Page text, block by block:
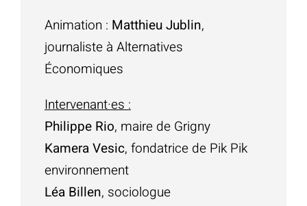
Animation : Matthieu Jublin,
journaliste à Alternatives
Économiques
Intervenant·es :
Philippe Rio, maire de Grigny
Kamera Vesic, fondatrice de Pik Pik
environnement
Léa Billen, sociologue